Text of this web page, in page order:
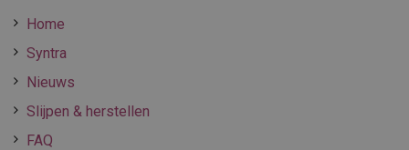
Home
Syntra
Nieuws
Slijpen & herstellen
FAQ